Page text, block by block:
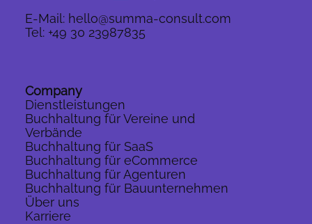
E-Mail: hello@summa-consult.com
Tel: +49 30 23987835
Company
Dienstleistungen
Buchhaltung für Vereine und
Verbände
Buchhaltung für SaaS
Buchhaltung für eCommerce
Buchhaltung für Agenturen
Buchhaltung für Bauunternehmen
Über uns
Karriere